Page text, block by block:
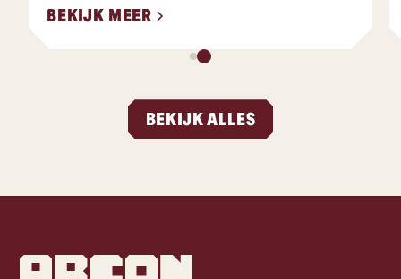
BEKIJK MEER
BEKIJK ALLES